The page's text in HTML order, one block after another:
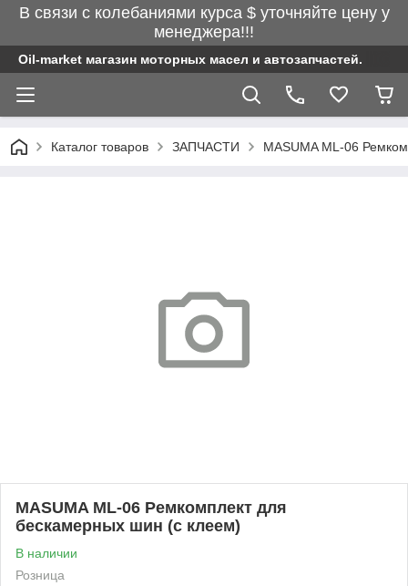
В связи с колебаниями курса $ уточняйте цену у
менеджера!!!
Oil-market магазин моторных масел и автозапчастей.
Каталог товаров ЗАПЧАСТИ MASUMA ML-06
MASUMA ML-06 Ремкомплект для
бескамерных шин (с клеем)
В наличии
Розница